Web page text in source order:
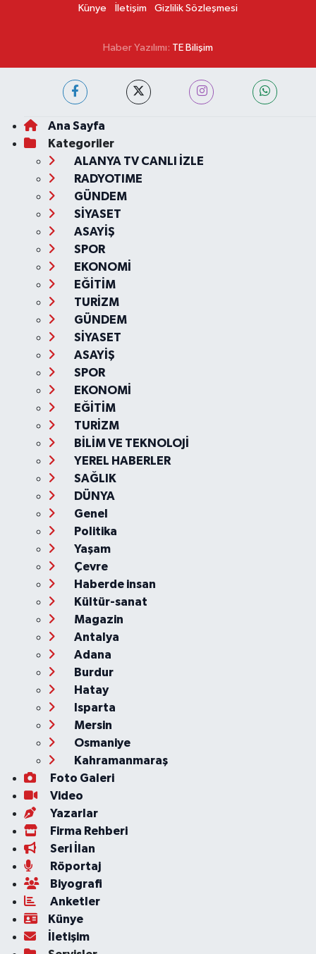
Künye İletişim Gizlilik Sözleşmesi
Haber Yazılımı: TE Bilişim
Ana Sayfa
Kategoriler
ALANYA TV CANLI İZLE
RADYOTIME
GÜNDEM
SİYASET
ASAYİŞ
SPOR
EKONOMİ
EĞİTİM
TURİZM
GÜNDEM
SİYASET
ASAYİŞ
SPOR
EKONOMİ
EĞİTİM
TURİZM
BİLİM VE TEKNOLOJİ
YEREL HABERLER
SAĞLIK
DÜNYA
Genel
Politika
Yaşam
Çevre
Haberde insan
Kültür-sanat
Magazin
Antalya
Adana
Burdur
Hatay
Isparta
Mersin
Osmaniye
Kahramanmaraş
Foto Galeri
Video
Yazarlar
Firma Rehberi
Seri İlan
Röportaj
Biyografi
Anketler
Künye
İletişim